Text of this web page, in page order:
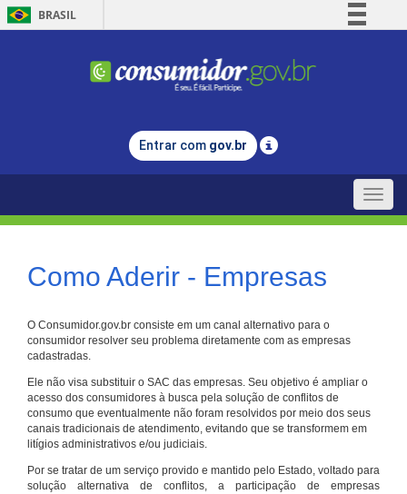
BRASIL
Comunica BR
Legislação
Entrar com gov.br
Toggle
Como Aderir - Empresas
O Consumidor.gov.br consiste em um canal alternativo para o
consumidor resolver seu problema diretamente com as empresas
cadastradas.
Ele não visa substituir o SAC das empresas. Seu objetivo é ampliar o
acesso dos consumidores à busca pela solução de conflitos de
consumo que eventualmente não foram resolvidos por meio dos seus
canais tradicionais de atendimento, evitando que se transformem em
litígios administrativos e/ou judiciais.
Por se tratar de um serviço provido e mantido pelo Estado, voltado para
solução alternativa de conflitos, a participação de empresas